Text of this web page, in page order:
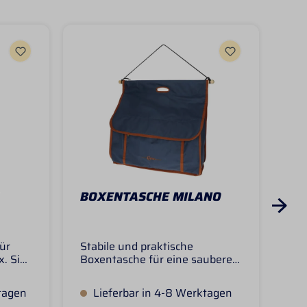
Sie
BOXENTASCHE MILANO
Stabile und praktische
Boxentasche für eine saubere
von z.B. Pflegeutensilien,
Gamaschen, Halfter etc. im Stall
Lieferbar in 4-8 Werktagen